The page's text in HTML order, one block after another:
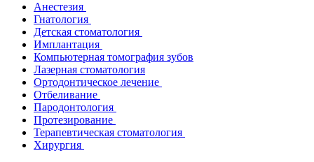
Анестезия
Гнатология
Детская стоматология
Имплантация
Компьютерная томография зубов
Лазерная стоматология
Ортодонтическое лечение
Отбеливание
Пародонтология
Протезирование
Терапевтическая стоматология
Хирургия